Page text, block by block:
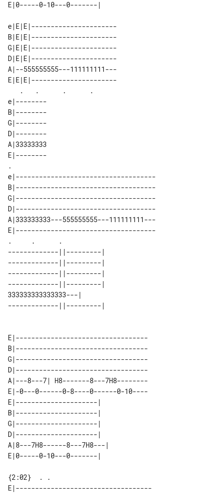
e|E|E|----------------------
B|E|E|----------------------
G|E|E|----------------------
D|E|E|----------------------
A|--555555555---111111111---
E|E|E|----------------------
e|--------
B|--------
G|--------
D|--------
A|33333333
E|--------
.
e|------------------------------------
B|------------------------------------
G|------------------------------------
D|------------------------------------
A|333333333---555555555---111111111---
E|------------------------------------
.     .      .
-------------||---------|
-------------||---------|
-------------||---------|
-------------||---------|
333333333333333---|
-------------||---------|
E|----------------------------------
B|----------------------------------
G|----------------------------------
D|----------------------------------
A|---8---7| H8-------8---7H8--------
E|-0---0------0-8----0------0-10----
E|---------------------|
B|---------------------|
G|---------------------|
D|---------------------|
A|8---7H8------8---7H8---|
{2:02}  . .
E|-----------------------------------